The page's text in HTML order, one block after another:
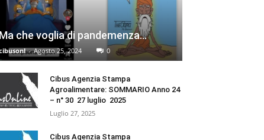
Ma che voglia di pandemenza…
- Agosto 25, 2024 0
Cibus Agenzia Stampa
Agroalimentare: SOMMARIO Anno 24
– n° 30 27 luglio 2025
Luglio 27, 2025
Cibus Agenzia Stampa